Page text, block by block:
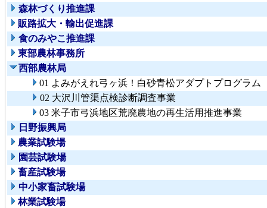
森林づくり推進課
販路拡大・輸出促進課
食のみやこ推進課
東部農林事務所
西部農林局
01 よみがえれ弓ヶ浜！白砂青松アダプトプログラム
02 大沢川管渠点検診断調査事業
03 米子市弓浜地区荒廃農地の再生活用推進事業
日野振興局
農業試験場
園芸試験場
畜産試験場
中小家畜試験場
林業試験場